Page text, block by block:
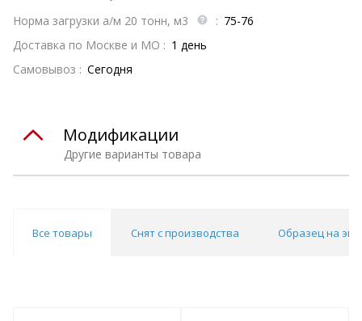
Норма загрузки а/м 20 тонн, м3
: 75-76
Доставка по Москве и МО : 1 день
Самовывоз : Сегодня
Другие варианты товара
Модификации
Все товары Снят с производства Образец на